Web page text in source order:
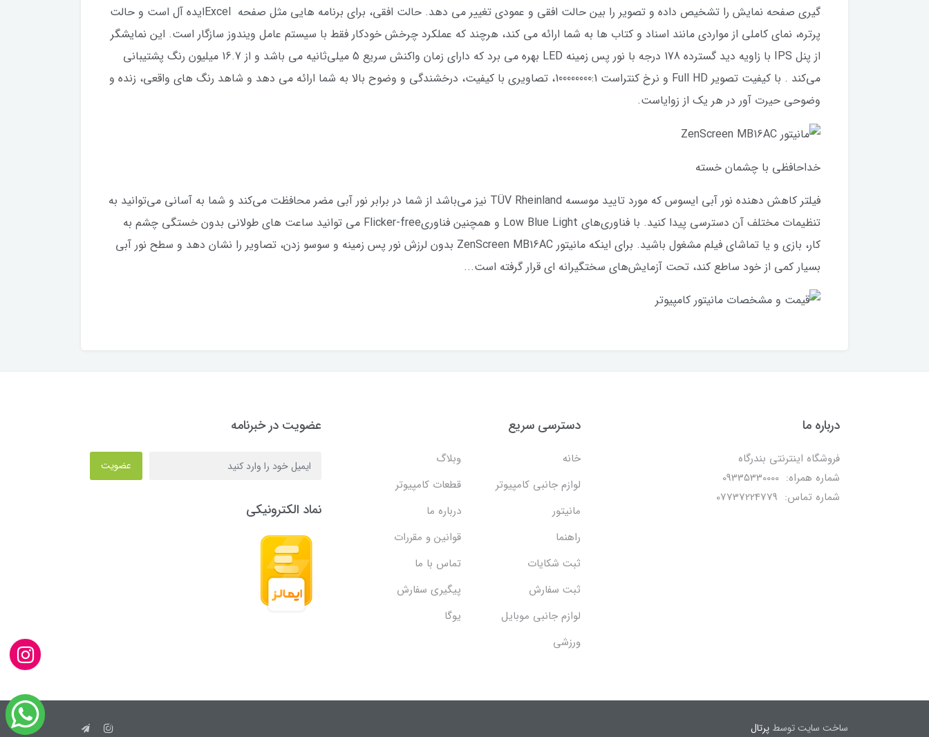
گیری صفحه نمایش را تشخیص داده و تصویر را بین حالت افقی و عمودی تغییر می دهد. حالت افقی، برای برنامه هایی مثل صفحه Excelایده آل است و حالت
پرتره، نمای کاملی از مواردی مانند اسناد و کتاب ها به شما ارائه می کند، هرچند که عملکرد چرخش خودکار فقط با سیستم عامل ویندوز سازگار است. این نمایشگر
از پنل IPS با زاویه دید گسترده 178 درجه با نور پس زمینه LED بهره می برد که دارای زمان واکنش سریع 5 میلی‌ثانیه می باشد و از 16.7 میلیون رنگ پشتیبانی
می‌کند . با کیفیت تصویر Full HD و نرخ کنتراست 100000000:1، تصاویری با کیفیت، درخشندگی و وضوح بالا به شما ارائه می دهد و شاهد رنگ‌ های واقعی، زنده و
وضوحی حیرت ‌آور در هر یک از زوایاست.
خداحافظی با چشمان خسته
فیلتر کاهش دهنده نور آبی ایسوس که مورد تایید موسسه TÜV Rheinland نیز می‌باشد از شما در برابر نور آبی مضر محافظت می‌کند و شما به آسانی می‌توانید به
تنظیمات مختلف آن دسترسی پیدا کنید. با فناوری‌های Low Blue Light و همچنین فناوریFlicker-free می توانید ساعت های طولانی بدون خستگی چشم به
کار، بازی و یا تماشای فیلم مشغول باشید. برای اینکه مانیتور ZenScreen MB16AC بدون لرزش نور پس زمینه و سوسو زدن، تصاویر را نشان دهد و سطح نور آبی
بسیار کمی از خود ساطع کند، تحت آزمایش‌های سختگیرانه ای قرار گرفته است...
چطور میتونم کمکتون کنم؟
درباره ما
فروشگاه اینترنتی بندرگاه
شماره همراه: 09335330000
شماره تماس: 07737224779
دسترسی سریع
خانه
وبلاگ
لوازم جانبی کامپیوتر
قطعات کامپیوتر
مانیتور
درباره ما
راهنما
قوانین و مقررات
ثبت شکایات
تماس با ما
ثبت سفارش
پیگیری سفارش
لوازم جانبی موبایل
یوگا
ورزشی
عضویت در خبرنامه
عضویت
نماد الکترونیکی
ساخت سایت توسط پرتال